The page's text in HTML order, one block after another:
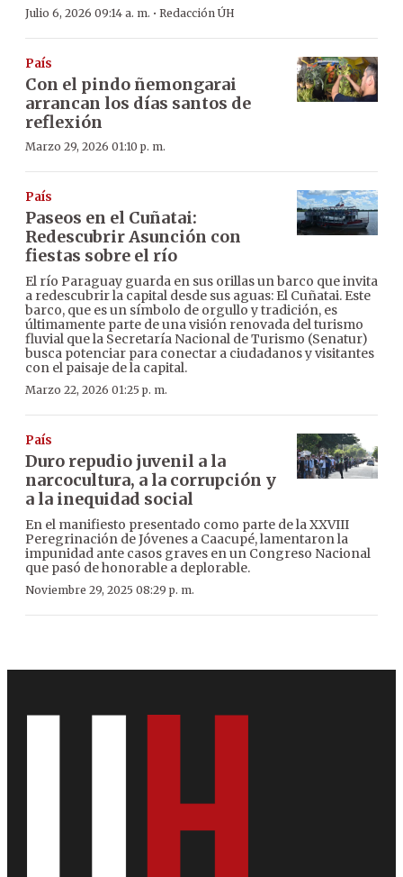
Julio 6, 2026 09:14 a. m. · Redacción ÚH
País
Con el pindo ñemongarai
arrancan los días santos de
reflexión
Marzo 29, 2026 01:10 p. m.
País
Paseos en el Cuñatai:
Redescubrir Asunción con
fiestas sobre el río
El río Paraguay guarda en sus orillas un barco que invita
a redescubrir la capital desde sus aguas: El Cuñatai. Este
barco, que es un símbolo de orgullo y tradición, es
últimamente parte de una visión renovada del turismo
fluvial que la Secretaría Nacional de Turismo (Senatur)
busca potenciar para conectar a ciudadanos y visitantes
con el paisaje de la capital.
Marzo 22, 2026 01:25 p. m.
País
Duro repudio juvenil a la
narcocultura, a la corrupción y
a la inequidad social
En el manifiesto presentado como parte de la XXVIII
Peregrinación de Jóvenes a Caacupé, lamentaron la
impunidad ante casos graves en un Congreso Nacional
que pasó de honorable a deplorable.
Noviembre 29, 2025 08:29 p. m.